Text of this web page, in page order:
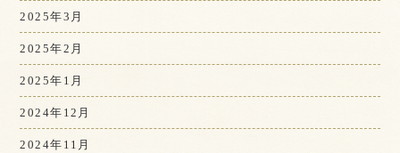
2025年3月
2025年2月
2025年1月
2024年12月
2024年11月